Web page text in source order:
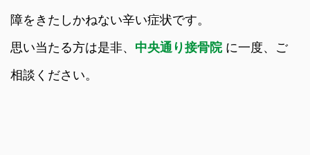
障をきたしかねない辛い症状です。
思い当たる方は是非、 中央通り接骨院 に一度、ご
相談ください。